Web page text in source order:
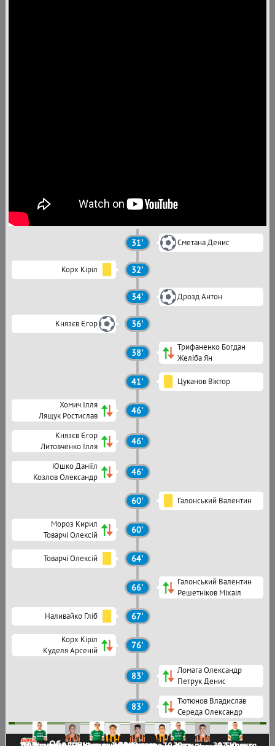
Оболонь
31' Сметана Денис
Корх Кіріл 32'
34' Дрозд Антон
Князєв Єгор 36'
38'
Трифаненко Богдан
Желіба Ян
41' Цуканов Віктор
Хомич Ілля
Лящук Ростислав
46'
Князєв Єгор
Литовченко Ілля
46'
Юшко Даніїл
Козлов Олександр
46'
60' Галонський Валентин
Мороз Кирил
Товарчі Олексій
60'
Товарчі Олексій 64'
66'
Галонський Валентин
Решетніков Міхаіл
Наливайко Гліб 67'
Корх Кіріл
Куделя Арсеній
76'
83'
Ломага Олександр
Петрук Денис
83'
Тютюнов Владислав
Середа Олександр